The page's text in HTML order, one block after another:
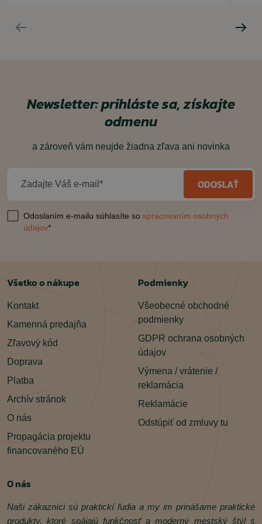
Newsletter: prihláste sa, získajte
odmenu
a zároveň vám neujde žiadna zľava ani novinka
Zadajte Váš e-mail* ODOSLAŤ
Odoslaním e-mailu súhlasíte so spracovaním osobných
údajov*
Všetko o nákupe
Kontakt
Kamenná predajňa
Zľavový kód
Doprava
Platba
Archív stránok
O nás
Propagácia projektu
financovaného EÚ
Podmienky
Všeobecné obchodné
podmienky
GDPR ochrana osobných
údajov
Výmena / vrátenie /
reklamácia
Reklamácie
Odstúpiť od zmluvy tu
O nás
Naši zákazníci sú praktickí ľudia a my im prinášame praktické
produkty, ktoré spájajú funkčnosť a moderný mestský štýl s